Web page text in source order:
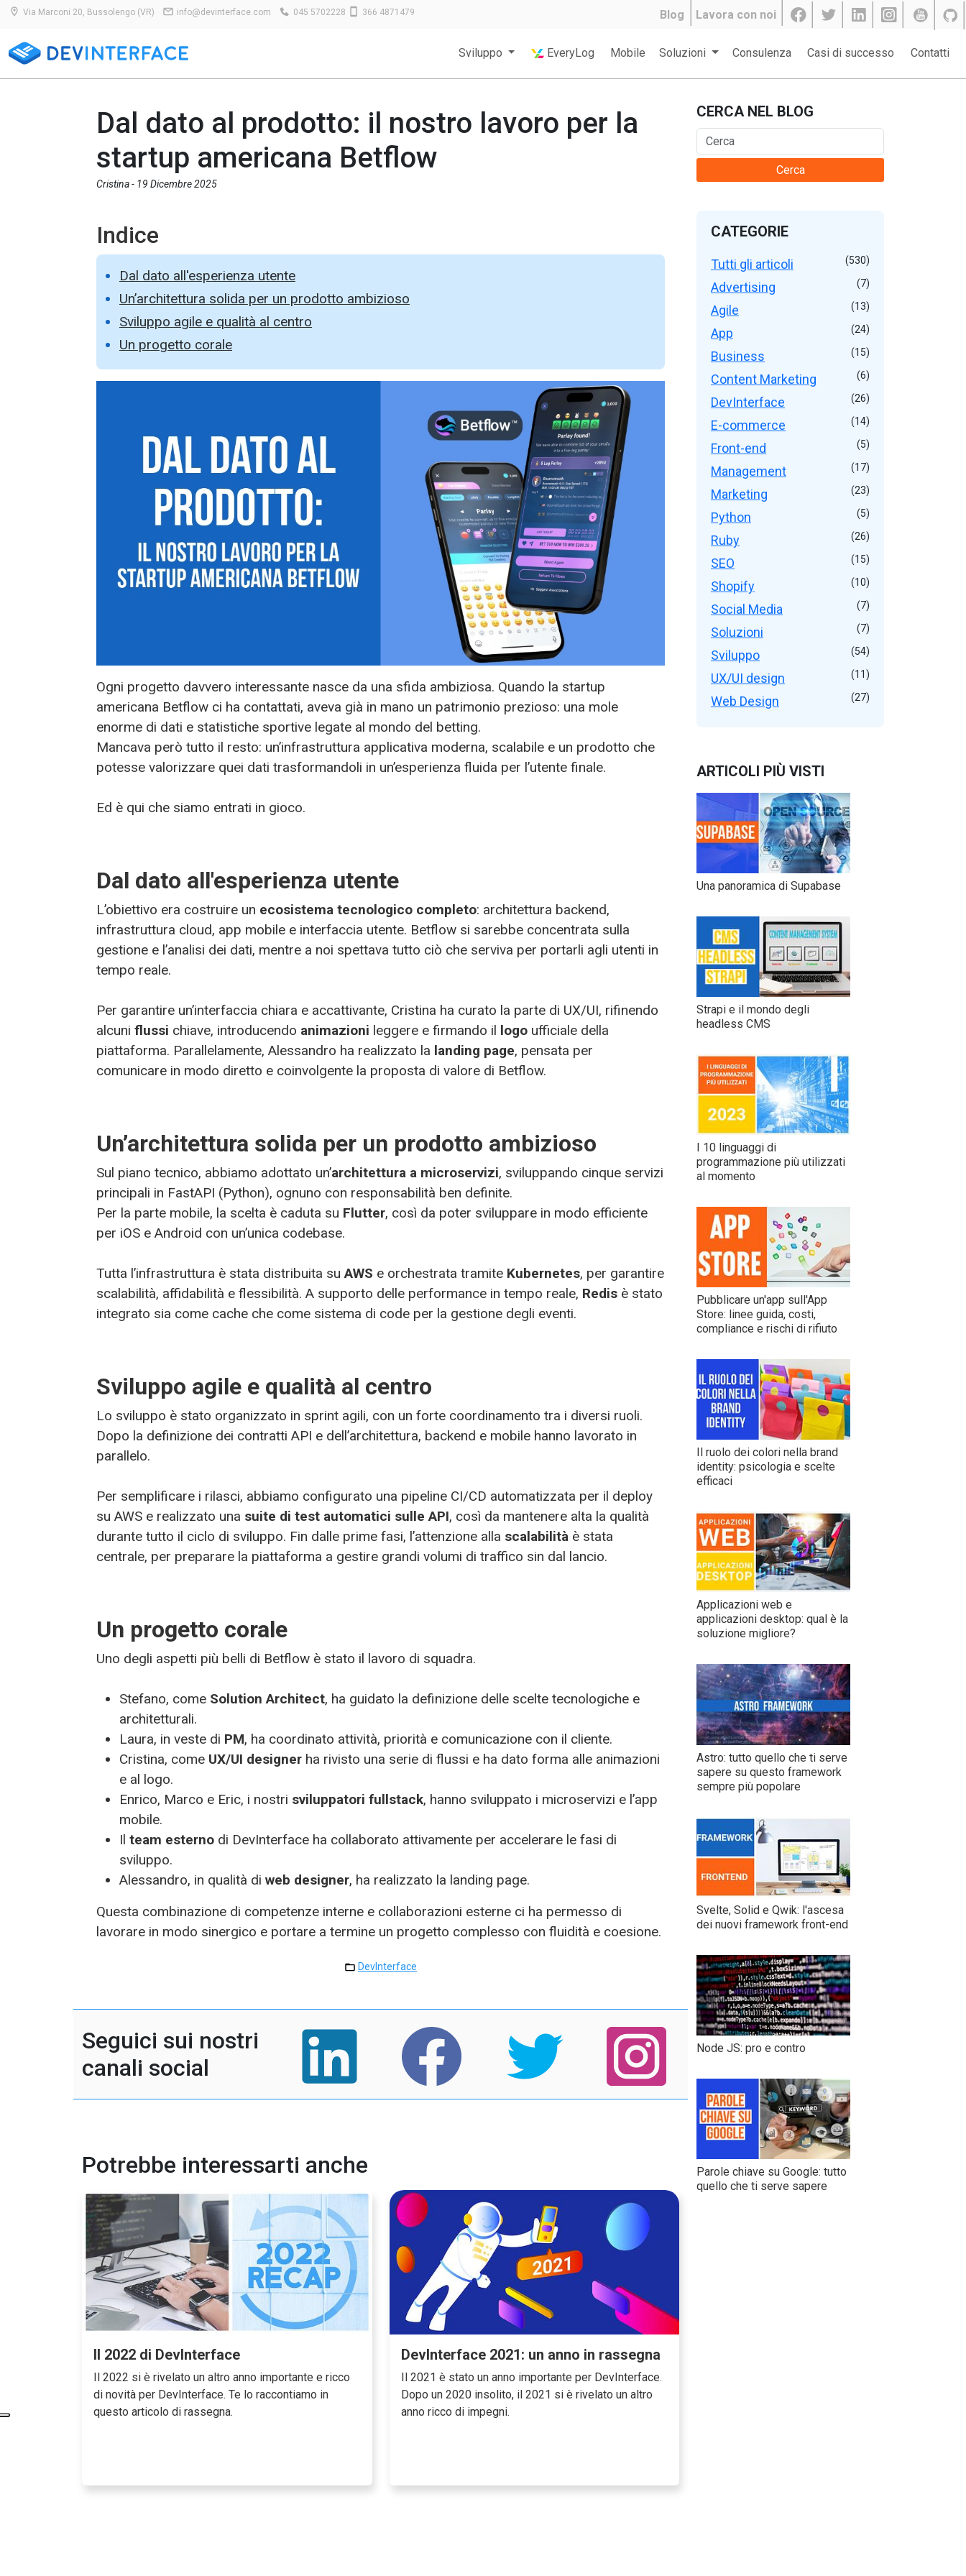
Via Marconi 20, Bussolengo (VR) info@devinterface.com 045 5702228 366 4871479 Blog Lavora con noi
Sviluppo EveryLog Mobile Soluzioni Consulenza Casi di successo Contatti
Dal dato al prodotto: il nostro lavoro per la
startup americana Betflow
Cristina - 19 Dicembre 2025
Indice
Dal dato all'esperienza utente
Un’architettura solida per un prodotto ambizioso
Sviluppo agile e qualità al centro
Un progetto corale
Ogni progetto davvero interessante nasce da una sfida ambiziosa. Quando la startup
americana Betflow ci ha contattati, aveva già in mano un patrimonio prezioso: una mole
enorme di dati e statistiche sportive legate al mondo del betting.
Mancava però tutto il resto: un’infrastruttura applicativa moderna, scalabile e un prodotto che
potesse valorizzare quei dati trasformandoli in un’esperienza fluida per l’utente finale.
Ed è qui che siamo entrati in gioco.
Dal dato all'esperienza utente
L’obiettivo era costruire un ecosistema tecnologico completo: architettura backend,
infrastruttura cloud, app mobile e interfaccia utente. Betflow si sarebbe concentrata sulla
gestione e l’analisi dei dati, mentre a noi spettava tutto ciò che serviva per portarli agli utenti in
tempo reale.
Per garantire un’interfaccia chiara e accattivante, Cristina ha curato la parte di UX/UI, rifinendo
alcuni flussi chiave, introducendo animazioni leggere e firmando il logo ufficiale della
piattaforma. Parallelamente, Alessandro ha realizzato la landing page, pensata per
comunicare in modo diretto e coinvolgente la proposta di valore di Betflow.
Un’architettura solida per un prodotto ambizioso
Sul piano tecnico, abbiamo adottato un’architettura a microservizi, sviluppando cinque servizi
principali in FastAPI (Python), ognuno con responsabilità ben definite.
Per la parte mobile, la scelta è caduta su Flutter, così da poter sviluppare in modo efficiente
per iOS e Android con un’unica codebase.
Tutta l’infrastruttura è stata distribuita su AWS e orchestrata tramite Kubernetes, per garantire
scalabilità, affidabilità e flessibilità. A supporto delle performance in tempo reale, Redis è stato
integrato sia come cache che come sistema di code per la gestione degli eventi.
Sviluppo agile e qualità al centro
Lo sviluppo è stato organizzato in sprint agili, con un forte coordinamento tra i diversi ruoli.
Dopo la definizione dei contratti API e dell’architettura, backend e mobile hanno lavorato in
parallelo.
Per semplificare i rilasci, abbiamo configurato una pipeline CI/CD automatizzata per il deploy
su AWS e realizzato una suite di test automatici sulle API, così da mantenere alta la qualità
durante tutto il ciclo di sviluppo. Fin dalle prime fasi, l’attenzione alla scalabilità è stata
centrale, per preparare la piattaforma a gestire grandi volumi di traffico sin dal lancio.
Un progetto corale
Uno degli aspetti più belli di Betflow è stato il lavoro di squadra.
Stefano, come Solution Architect, ha guidato la definizione delle scelte tecnologiche e
architetturali.
Laura, in veste di PM, ha coordinato attività, priorità e comunicazione con il cliente.
Cristina, come UX/UI designer ha rivisto una serie di flussi e ha dato forma alle animazioni
e al logo.
Enrico, Marco e Eric, i nostri sviluppatori fullstack, hanno sviluppato i microservizi e l’app
mobile.
Il team esterno di DevInterface ha collaborato attivamente per accelerare le fasi di
sviluppo.
Alessandro, in qualità di web designer, ha realizzato la landing page.
Questa combinazione di competenze interne e collaborazioni esterne ci ha permesso di
lavorare in modo sinergico e portare a termine un progetto complesso con fluidità e coesione.
DevInterface
Seguici sui nostri
canali social
Potrebbe interessarti anche
Il 2022 di DevInterface
Il 2022 si è rivelato un altro anno importante e ricco
di novità per DevInterface. Te lo raccontiamo in
questo articolo di rassegna.
DevInterface 2021: un anno in rassegna
Il 2021 è stato un anno importante per DevInterface.
Dopo un 2020 insolito, il 2021 si è rivelato un altro
anno ricco di impegni.
CERCA NEL BLOG
Cerca
CATEGORIE
Tutti gli articoli (530)
Advertising (7)
Agile (13)
App (24)
Business (15)
Content Marketing (6)
DevInterface (26)
E-commerce (14)
Front-end (5)
Management (17)
Marketing (23)
Python (5)
Ruby (26)
SEO (15)
Shopify (10)
Social Media (7)
Soluzioni (7)
Sviluppo (54)
UX/UI design (11)
Web Design (27)
ARTICOLI PIÙ VISTI
Una panoramica di Supabase
Strapi e il mondo degli
headless CMS
I 10 linguaggi di
programmazione più utilizzati
al momento
Pubblicare un'app sull'App
Store: linee guida, costi,
compliance e rischi di rifiuto
Il ruolo dei colori nella brand
identity: psicologia e scelte
efficaci
Applicazioni web e
applicazioni desktop: qual è la
soluzione migliore?
Astro: tutto quello che ti serve
sapere su questo framework
sempre più popolare
Svelte, Solid e Qwik: l'ascesa
dei nuovi framework front-end
Node JS: pro e contro
Parole chiave su Google: tutto
quello che ti serve sapere